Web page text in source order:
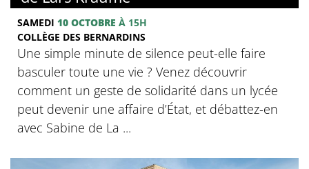
SAMEDI 10 OCTOBRE À 15H
COLLÈGE DES BERNARDINS
Une simple minute de silence peut-elle faire
basculer toute une vie ? Venez découvrir
comment un geste de solidarité dans un lycée
peut devenir une affaire d’État, et débattez-en
avec Sabine de La ...